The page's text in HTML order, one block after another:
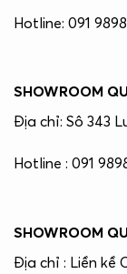
Hotline: 091
SHOWROOM
Địa chỉ: Sô 343
Hotline : 091
SHOWROOM
Địa chỉ : Liền kề